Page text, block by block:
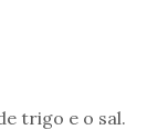
trigo e o sal.